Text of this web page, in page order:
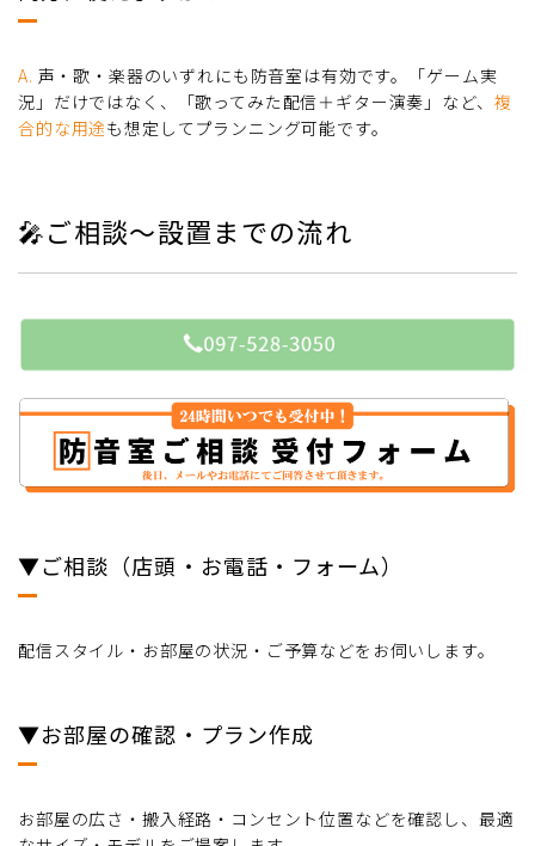
A. 声・歌・楽器のいずれにも防音室は有効です。「ゲーム実
況」だけではなく、「歌ってみた配信＋ギター演奏」など、 複
合的な用途も想定してプランニング可能です。
🎤ご相談〜設置までの流れ
▼ご相談（店頭・お電話・フォーム）
配信スタイル・お部屋の状況・ご予算などをお伺いします。
▼お部屋の確認・プラン作成
お部屋の広さ・搬入経路・コンセント位置などを確認し、最適